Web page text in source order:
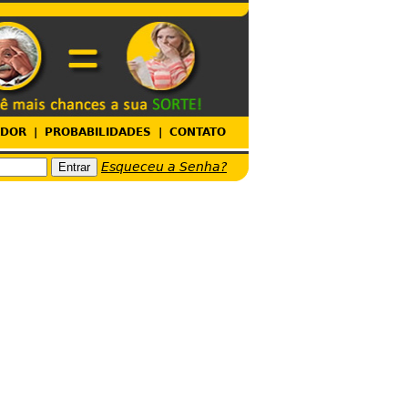
| PROBABILIDADES CONTATO
Esqueceu a Senha?